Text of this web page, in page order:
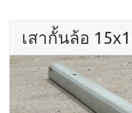
เสากั้นล้อ